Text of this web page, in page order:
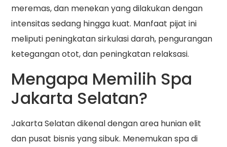
meremas, dan menekan yang dilakukan dengan
intensitas sedang hingga kuat. Manfaat pijat ini
meliputi peningkatan sirkulasi darah, pengurangan
ketegangan otot, dan peningkatan relaksasi.
Mengapa Memilih Spa
Jakarta Selatan?
Jakarta Selatan dikenal dengan area hunian elit
dan pusat bisnis yang sibuk. Menemukan spa di